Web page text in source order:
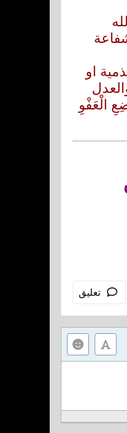
او
الْعَفْوِ
تعليق